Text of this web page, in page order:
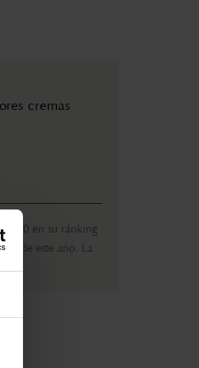
cremas
60 en su ránking
de este año. La